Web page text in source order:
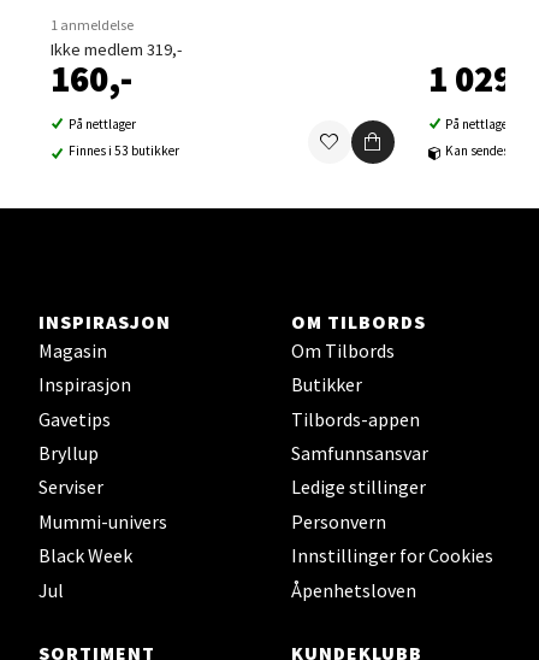
1 anmeldelse
Ikke medlem 319,-
160,-
På nettlager
Finnes i 53 butikker
1 029,-
På nettlager
Kan sendes til
INSPIRASJON
Magasin
Inspirasjon
Gavetips
Bryllup
Serviser
Mummi-univers
Black Week
Jul
OM TILBORDS
Om Tilbords
Butikker
Tilbords-appen
Samfunnsansvar
Ledige stillinger
Personvern
Innstillinger for Cookies
Åpenhetsloven
SORTIMENT
KUNDEKLUBB
Sortland - Sortland Storsenter
Steinkjer - Thon Senter Steinkjer
Sjøfartsgata 2, 7714 Steinkjer
Åpent i dag 10-18